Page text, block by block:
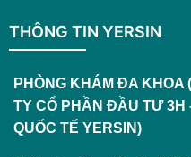
THÔNG TIN YERSIN
PHÒNG KHÁM ĐA KHOA
TY CỔ PHẦN ĐẦU TƯ 3H
QUỐC TẾ YERSIN)